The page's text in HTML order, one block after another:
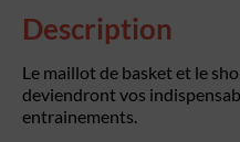
Description
Le maillot de basket et le
deviendront vos
entrainements.